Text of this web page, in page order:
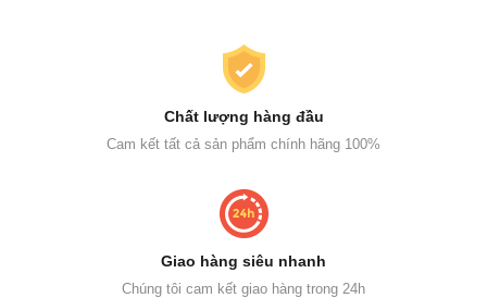
Chất lượng hàng đầu
Cam kết tất cả sản phẩm chính hãng 100%
Giao hàng siêu nhanh
Chúng tôi cam kết giao hàng trong 24h